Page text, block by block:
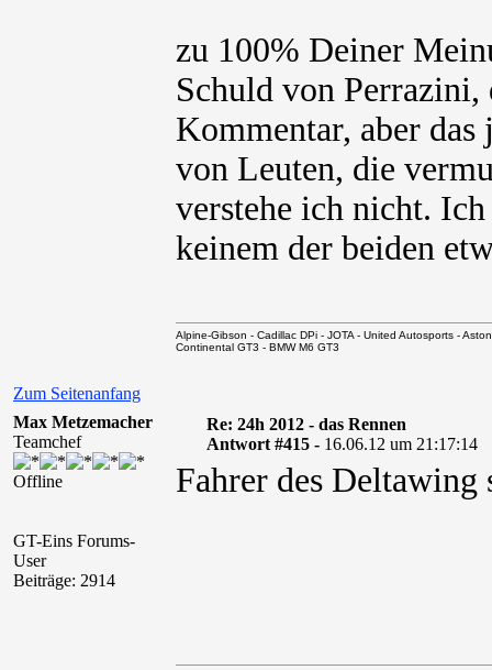
zu 100% Deiner
Schuld von Perrazini,
Kommentar, aber
von Leuten, die
verstehe ich nicht.
keinem der beiden
Zum Seitenanfang
Alpine-Gibson - Cadillac DPi - JOTA - United Autosports -
Continental GT3 - BMW M6 GT3
Max Metzemacher
Teamchef
Offline
GT-Eins Forums-
User
Beiträge: 2914
Re: 24h 2012 - das Rennen
Antwort #415 - 16.06.12 um 21:17:14
Fahrer des